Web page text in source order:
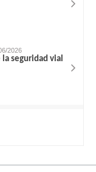
2026
seguridad vial